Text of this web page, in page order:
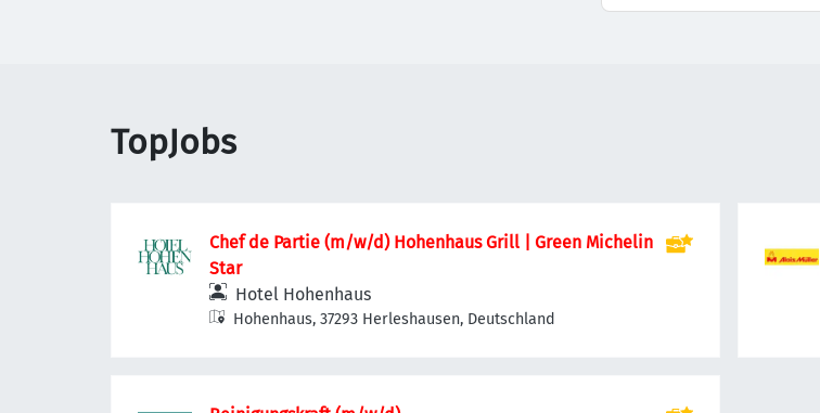
TopJobs
Chef de Partie (m/w/d) Hohenhaus Grill | Green Michelin
Star
Hotel Hohenhaus
Hohenhaus, 37293 Herleshausen, Deutschland